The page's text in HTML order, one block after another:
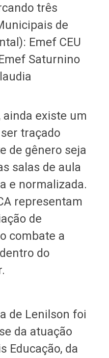
três
de
Emef CEU
Saturnino
ainda existe um
traçado
de gênero seja
salas de aula
e normalizada.
representam
de
combate a
do
de Lenilson foi
da atuação
Educação, da